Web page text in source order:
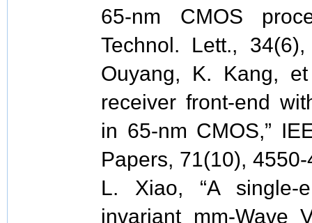
65-nm CMOS
Technol. Lett.,
Ouyang, K. Kang,
receiver front-end
in 65-nm CMOS,”
Papers, 71(10),
L. Xiao, “A single-
invariant mm-Wave